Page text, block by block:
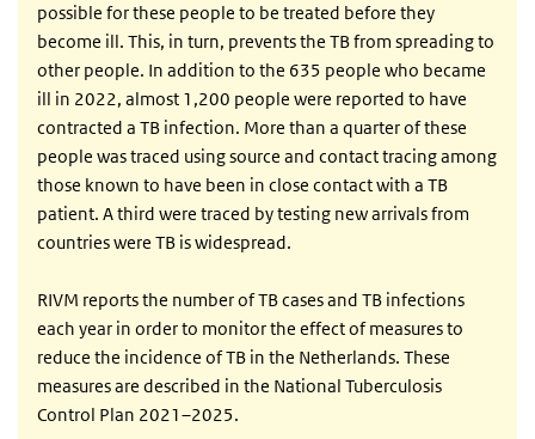
possible for these people to be treated before they
become ill. This, in turn, prevents the TB from spreading to
other people. In addition to the 635 people who became
ill in 2022, almost 1,200 people were reported to have
contracted a TB infection. More than a quarter of these
people was traced using source and contact tracing among
those known to have been in close contact with a TB
patient. A third were traced by testing new arrivals from
countries were TB is widespread.
RIVM reports the number of TB cases and TB infections
each year in order to monitor the effect of measures to
reduce the incidence of TB in the Netherlands. These
measures are described in the National Tuberculosis
Control Plan 2021–2025.